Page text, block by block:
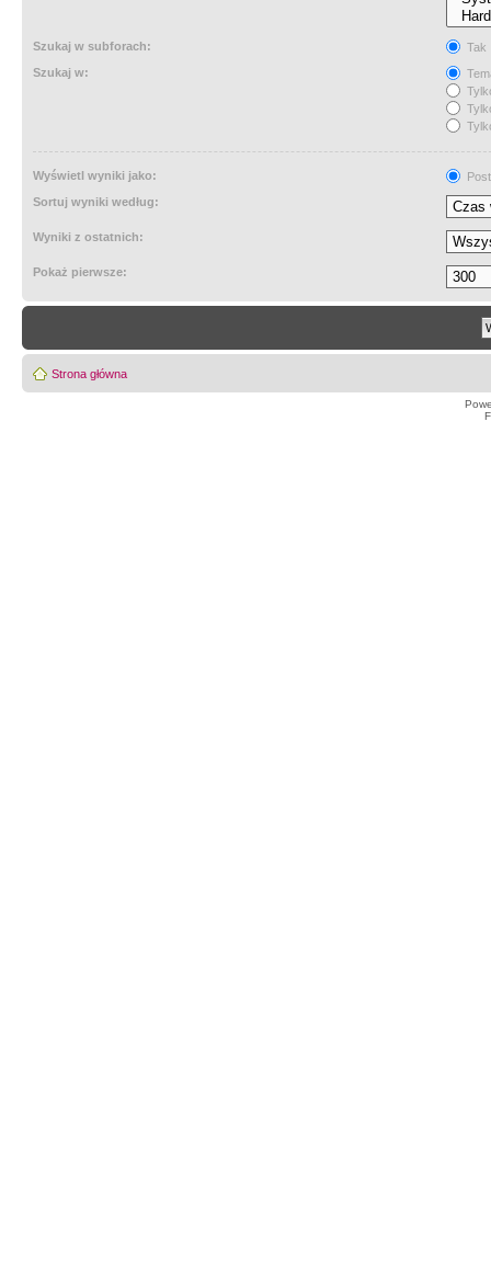
Szukaj w subforach:
Tak
Szukaj w:
Wyświetl wyniki jako:
Sortuj wyniki według:
Wyniki z ostatnich:
Pokaż pierwsze:
Strona główna